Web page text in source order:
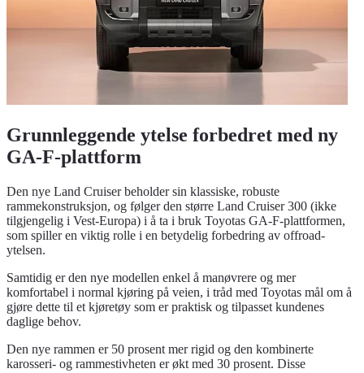
Grunnleggende ytelse forbedret med ny
GA-F-plattform
Den nye Land Cruiser beholder sin klassiske, robuste
rammekonstruksjon, og følger den større Land Cruiser 300 (ikke
tilgjengelig i Vest-Europa) i å ta i bruk Toyotas GA-F-plattformen,
som spiller en viktig rolle i en betydelig forbedring av offroad-
ytelsen.
Samtidig er den nye modellen enkel å manøvrere og mer
komfortabel i normal kjøring på veien, i tråd med Toyotas mål om å
gjøre dette til et kjøretøy som er praktisk og tilpasset kundenes
daglige behov.
Den nye rammen er 50 prosent mer rigid og den kombinerte
karosseri- og rammestivheten er økt med 30 prosent. Disse